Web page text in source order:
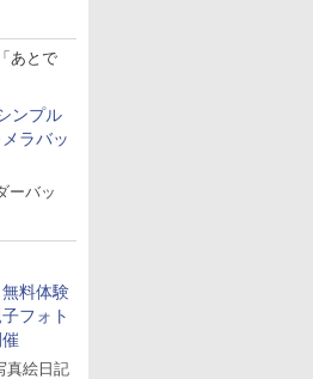
あとで
ンプル
ラバッ
ーバッ
料体験
フォト
真絵日記